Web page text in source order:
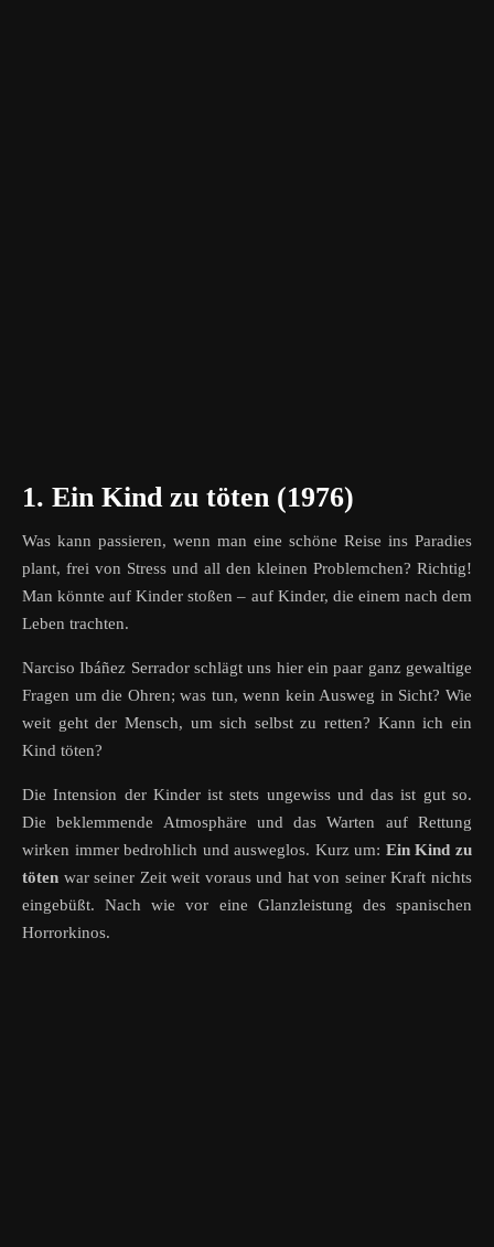
1. Ein Kind zu töten (1976)
Was kann passieren, wenn man eine schöne Reise ins Paradies
plant, frei von Stress und all den kleinen Problemchen? Richtig!
Man könnte auf Kinder stoßen – auf Kinder, die einem nach dem
Leben trachten.
Narciso Ibáñez Serrador schlägt uns hier ein paar ganz gewaltige
Fragen um die Ohren; was tun, wenn kein Ausweg in Sicht? Wie
weit geht der Mensch, um sich selbst zu retten? Kann ich ein
Kind töten?
Die Intension der Kinder ist stets ungewiss und das ist gut so.
Die beklemmende Atmosphäre und das Warten auf Rettung
wirken immer bedrohlich und ausweglos. Kurz um: Ein Kind zu
töten war seiner Zeit weit voraus und hat von seiner Kraft nichts
eingebüßt. Nach wie vor eine Glanzleistung des spanischen
Horrorkinos.